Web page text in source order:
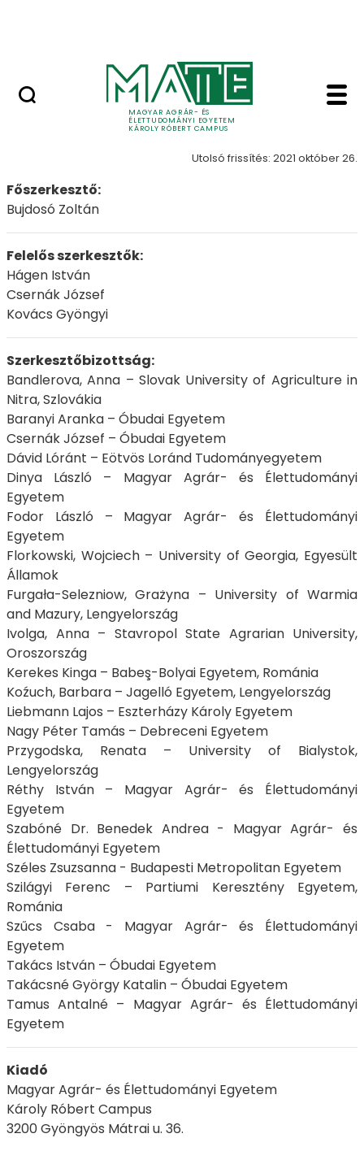
MAGYAR AGRÁR- ÉS
ÉLETTUDOMÁNYI EGYETEM
KÁROLY RÓBERT CAMPUS
Szerkesztőbizottság
Szerkesztőbizottság
Utolsó frissítés: 2021 október 26.
Főszerkesztő:
Bujdosó Zoltán
Felelős szerkesztők:
Hágen István
Csernák József
Kovács Gyöngyi
Szerkesztőbizottság:
Bandlerova, Anna – Slovak University of Agriculture in
Nitra, Szlovákia
Baranyi Aranka – Óbudai Egyetem
Csernák József – Óbudai Egyetem
Dávid Lóránt – Eötvös Loránd Tudományegyetem
Dinya László – Magyar Agrár- és Élettudományi
Egyetem
Fodor László – Magyar Agrár- és Élettudományi
Egyetem
Florkowski, Wojciech – University of Georgia, Egyesült
Államok
Furgała-Selezniow, Grażyna – University of Warmia
and Mazury, Lengyelország
Ivolga, Anna – Stavropol State Agrarian University,
Oroszország
Kerekes Kinga – Babeş-Bolyai Egyetem, Románia
Koźuch, Barbara – Jagelló Egyetem, Lengyelország
Liebmann Lajos – Eszterházy Károly Egyetem
Nagy Péter Tamás – Debreceni Egyetem
Przygodska, Renata – University of Bialystok,
Lengyelország
Réthy István – Magyar Agrár- és Élettudományi
Egyetem
Szabóné Dr. Benedek Andrea - Magyar Agrár- és
Élettudományi Egyetem
Széles Zsuzsanna - Budapesti Metropolitan Egyetem
Szilágyi Ferenc – Partiumi Keresztény Egyetem,
Románia
Szűcs Csaba - Magyar Agrár- és Élettudományi
Egyetem
Takács István – Óbudai Egyetem
Takácsné György Katalin – Óbudai Egyetem
Tamus Antalné – Magyar Agrár- és Élettudományi
Egyetem
Kiadó
Magyar Agrár- és Élettudományi Egyetem
Károly Róbert Campus
3200 Gyöngyös Mátrai u. 36.